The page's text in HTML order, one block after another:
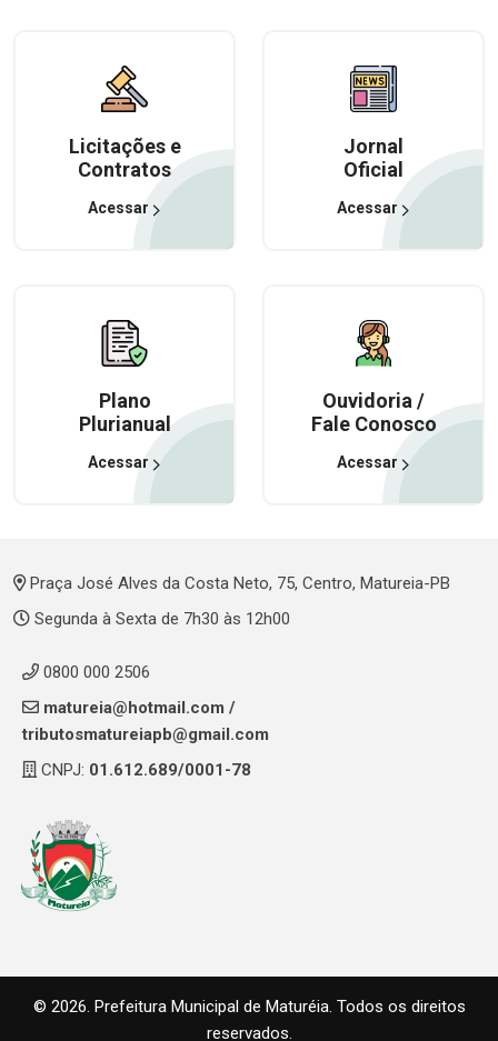
Licitações e
Contratos
Acessar
Jornal
Oficial
Acessar
Plano
Plurianual
Acessar
Ouvidoria /
Fale Conosco
Acessar
Praça José Alves da Costa Neto, 75, Centro, Matureia-PB
Segunda à Sexta de 7h30 às 12h00
0800 000 2506
matureia@hotmail.com /
tributosmatureiapb@gmail.com
CNPJ: 01.612.689/0001-78
© 2026. Prefeitura Municipal de Maturéia. Todos os direitos
reservados.